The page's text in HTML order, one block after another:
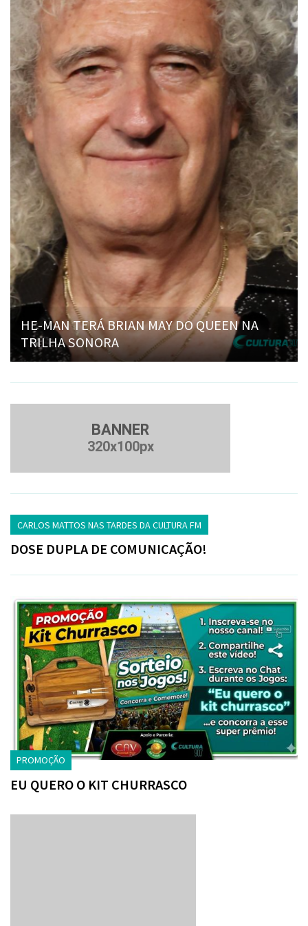
ELVIS PRESLEY GANHA EXPOSIÇÃO INÉDITA
NO BRASIL
HE-MAN TERÁ BRIAN MAY DO QUEEN NA
TRILHA SONORA
BANNER
320x100px
CARLOS MATTOS NAS TARDES DA CULTURA FM
DOSE DUPLA DE COMUNICAÇÃO!
PROMOÇÃO
EU QUERO O KIT CHURRASCO